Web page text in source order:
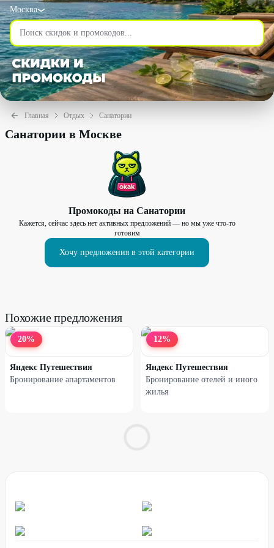
Москва
Главная Отдых Санатории
Санатории в Москве
Промокоды на Санатории
Кажется, сейчас здесь нет активных предложений — но мы уже что-то
готовим
Хочу предложения в этой категории
Похожие предложения
20%
Яндекс Путешествия
Бронирование апартаментов
12%
Яндекс Путешествия
Бронирование отелей и иного
жилья